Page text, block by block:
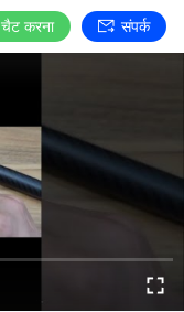
चैट करना संपर्क